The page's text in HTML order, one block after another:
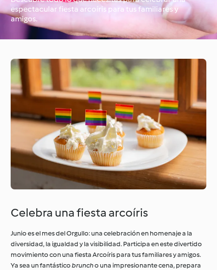
Alrededor del mundo
con Cookidoo®
Clases de cocina con
Cookidoo®
espectacular fiesta arcoíris para tus familiares y
amigos.
Celebra una fiesta arcoíris
Junio es el mes del Orgullo: una celebración en homenaje a la
diversidad, la igualdad y la visibilidad. Participa en este divertido
movimiento con una fiesta Arcoíris para tus familiares y amigos.
Ya sea un fantásticobruncho una impresionante cena, prepara